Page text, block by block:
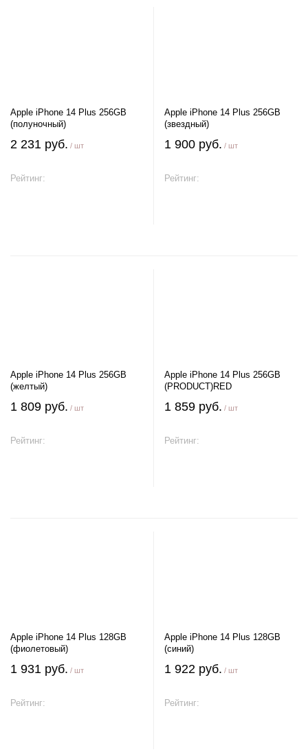
Apple iPhone 14 Plus 256GB
(полуночный)
2 231 руб. / шт
Рейтинг:
Apple iPhone 14 Plus 256GB
(звездный)
1 900 руб. / шт
Рейтинг:
Apple iPhone 14 Plus 256GB
(желтый)
1 809 руб. / шт
Рейтинг:
Apple iPhone 14 Plus 256GB
(PRODUCT)RED
1 859 руб. / шт
Рейтинг:
Apple iPhone 14 Plus 128GB
(фиолетовый)
1 931 руб. / шт
Рейтинг:
Apple iPhone 14 Plus 128GB
(синий)
1 922 руб. / шт
Рейтинг: